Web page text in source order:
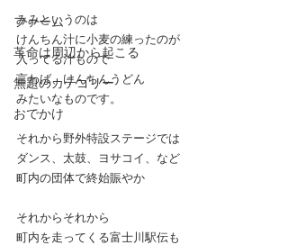
ファーム
革命は周辺から起こる
無題のカテゴリー
おでかけ
みみというのは
けんちん汁に小麦の練ったのが
入ってる汁もので
言わば、けんちんうどん
みたいなものです。
それから野外特設ステージでは
ダンス、太鼓、ヨサコイ、など
町内の団体で終始賑やか
それからそれから
町内を走ってくる富士川駅伝も